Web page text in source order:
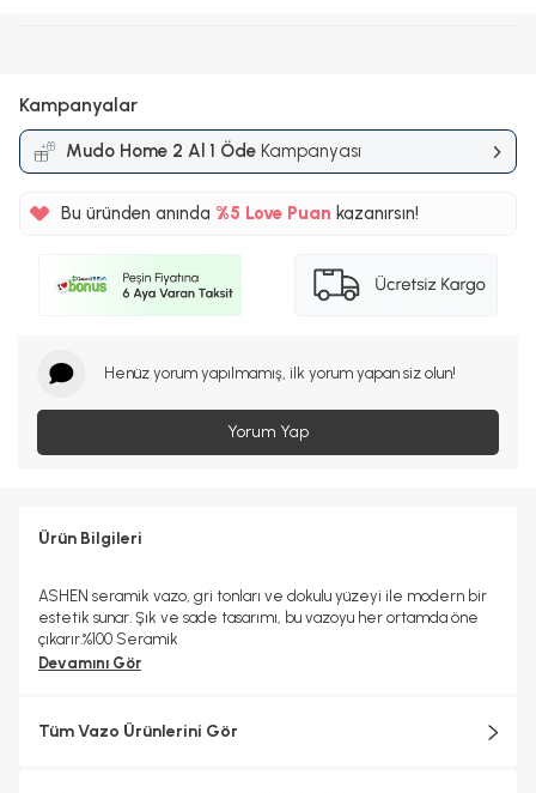
Kampanyalar
Mudo Home 2 Al 1 Öde Kampanyası
Bu üründen anında %5
%5
Love Puan kazanırsın!
Henüz yorum yapılmamış, ilk yorum yapan siz olun!
Yorum Yap
Ürün Bilgileri
ASHEN seramik vazo, gri tonları ve dokulu yüzeyi ile modern bir
estetik sunar. Şık ve sade tasarımı, bu vazoyu her ortamda öne
çıkarır.%100 Seramik
Devamını Gör
Tüm Vazo Ürünlerini Gör